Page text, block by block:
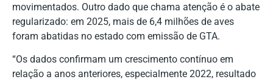
movimentados. Outro dado que chama atenção é o abate
regularizado: em 2025, mais de 6,4 milhões de aves
foram abatidas no estado com emissão de GTA.
“Os dados confirmam um crescimento contínuo em
relação a anos anteriores, especialmente 2022, resultado